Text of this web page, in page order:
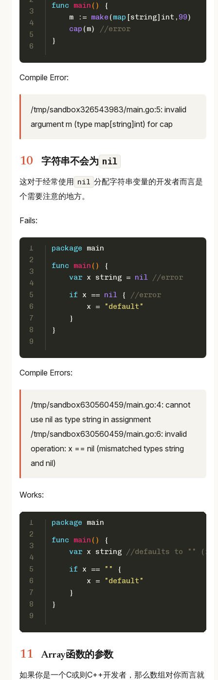
3
4
5
6
func main ()
{
    m :=
make (map [string] int , 99)
cap (m)
//error
}
Compile Error:
/tmp/sandbox326543983/main.go:5: invalid
argument m (type map[string]int) for cap
字符串不会为 nil
这对于经常使用 nil 分配字符串变量的开发者而言是
个需要注意的地方。
Fails:
1
2
3
4
5
6
7
8
9
package main
func
main ()
{
var x string = nil
//error
if x == nil {
//error
        x =
"default"
    }
}
Compile Errors:
/tmp/sandbox630560459/main.go:4: cannot
use nil as type string in assignment
/tmp/sandbox630560459/main.go:6: invalid
operation: x == nil (mismatched types string
and nil)
Works:
1
2
3
4
5
6
7
8
9
package main
func
main ()
{
var x string
//defaults to ""
if x == ""
{
        x =
"default"
    }
}
Array函数的参数
如果你是一个C或则C++开发者，那么数组对你而言就